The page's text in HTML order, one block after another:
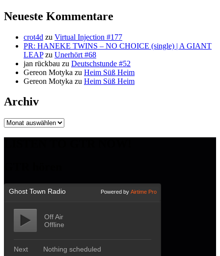
Neueste Kommentare
crot4d zu Virtual Injection #177
PR: HANEKE TWINS – NO CHOICE (single) | A GIANT
LEAPzu Unerhört #68
jan rückbau zu Deutschstunde #52
Gereon Motyka zu Heim Süß Heim
Gereon Motyka zu Heim Süß Heim
Archiv
Archiv